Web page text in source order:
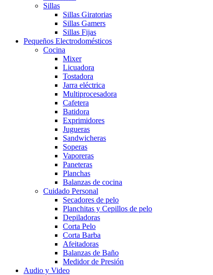
Sillas
Sillas Giratorias
Sillas Gamers
Sillas Fijas
Pequeños Electrodomésticos
Cocina
Mixer
Licuadora
Tostadora
Jarra eléctrica
Multiprocesadora
Cafetera
Batidora
Exprimidores
Jugueras
Sandwicheras
Soperas
Vaporeras
Paneteras
Planchas
Balanzas de cocina
Cuidado Personal
Secadores de pelo
Planchitas y Cepillos de pelo
Depiladoras
Corta Pelo
Corta Barba
Afeitadoras
Balanzas de Baño
Medidor de Presión
Audio y Video